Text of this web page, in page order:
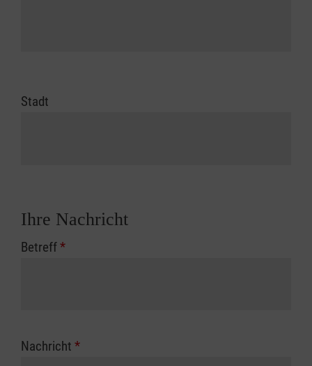
Stadt
Ihre Nachricht
Betreff*
Nachricht *